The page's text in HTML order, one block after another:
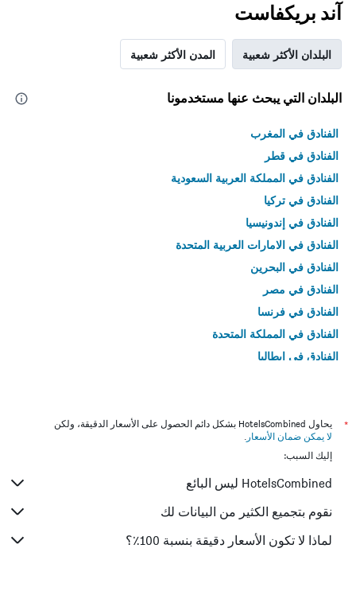
آند بريكفاست
البلدان الأكثر شعبية المدن الأكثر شعبية
البلدان التي يبحث عنها مستخدمونا
الفنادق في المغرب
الفنادق في قطر
الفنادق في المملكة العربية السعودية
الفنادق في تركيا
الفنادق في إندونيسيا
الفنادق في الامارات العربية المتحدة
الفنادق في البحرين
الفنادق في مصر
الفنادق في فرنسا
الفنادق في المملكة المتحدة
الفنادق في إيطاليا
*
يحاول HotelsCombined بشكل دائم الحصول على الأسعار الدقيقة، ولكن
لا يمكن ضمان الأسعار .
إليك السبب:
HotelsCombined ليس البائع
نقوم بتجميع الكثير من البيانات لك
لماذا لا تكون الأسعار دقيقة بنسبة 100٪؟